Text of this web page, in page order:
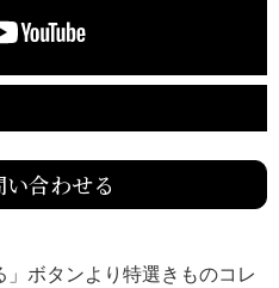
合わせる
ボタンより特選きものコレ